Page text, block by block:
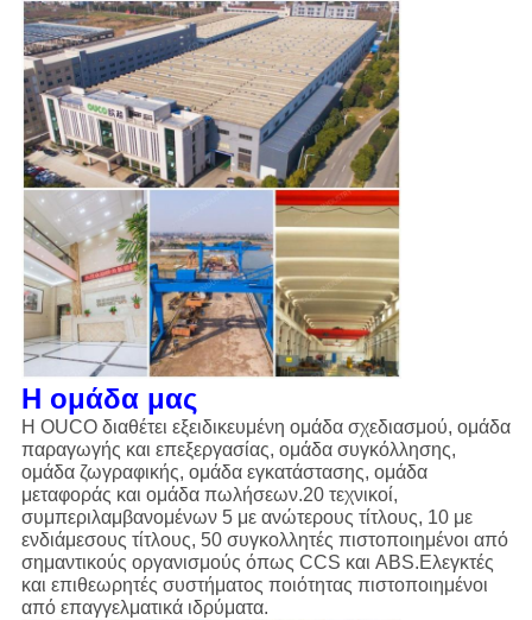
Η ομάδα μας
Η OUCO διαθέτει εξειδικευμένη ομάδα σχεδιασμού, ομάδα
παραγωγής και επεξεργασίας, ομάδα συγκόλλησης,
ομάδα ζωγραφικής, ομάδα εγκατάστασης, ομάδα
μεταφοράς και ομάδα πωλήσεων.20 τεχνικοί,
συμπεριλαμβανομένων 5 με ανώτερους τίτλους, 10 με
ενδιάμεσους τίτλους, 50 συγκολλητές πιστοποιημένοι από
σημαντικούς οργανισμούς όπως CCS και ABS.Ελεγκτές
και επιθεωρητές συστήματος ποιότητας πιστοποιημένοι
από επαγγελματικά ιδρύματα.